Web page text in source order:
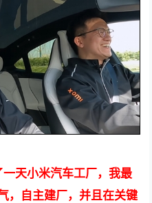
天小米汽车工厂，我最
，自主建厂，并且在关键